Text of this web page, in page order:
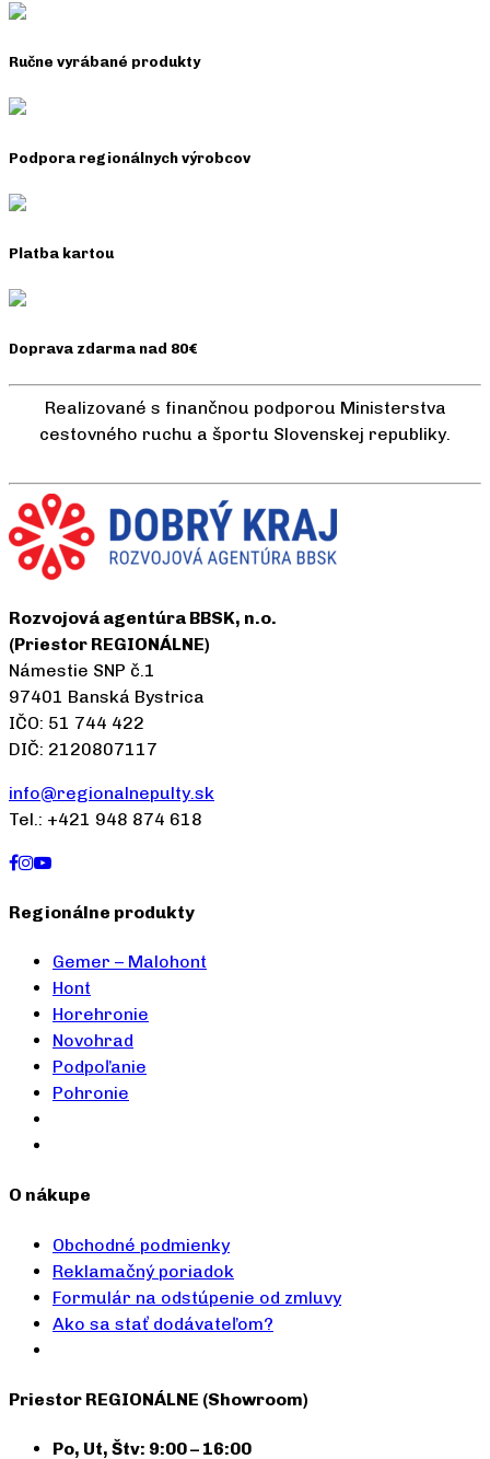
Ručne vyrábané produkty
Podpora regionálnych výrobcov
Platba kartou
Doprava zdarma nad 80€
Realizované s finančnou podporou Ministerstva
cestovného ruchu a športu Slovenskej republiky.
Rozvojová agentúra BBSK, n.o.
(Priestor REGIONÁLNE)
Námestie SNP č.1
97401 Banská Bystrica
IČO: 51 744 422
DIČ: 2120807117
info@regionalnepulty.sk
Tel.: +421 948 874 618
Regionálne produkty
Gemer – Malohont
Hont
Horehronie
Novohrad
Podpoľanie
Pohronie
O nákupe
Obchodné podmienky
Reklamačný poriadok
Formulár na odstúpenie od zmluvy
Ako sa stať dodávateľom?
Priestor REGIONÁLNE (Showroom)
Po, Ut, Štv: 9:00 – 16:00